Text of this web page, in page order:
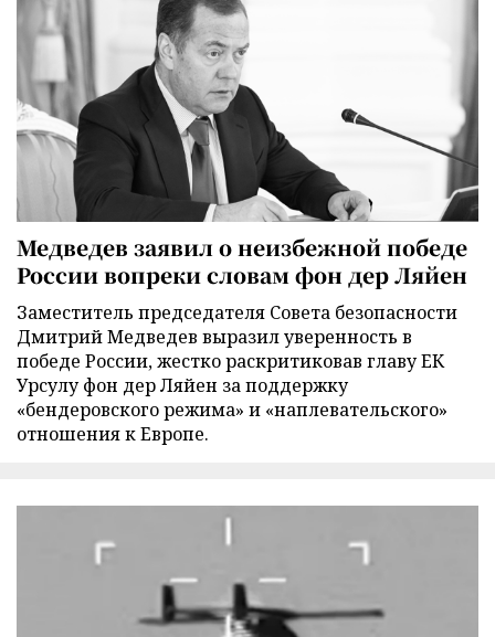
Медведев заявил о неизбежной победе
России вопреки словам фон дер Ляйен
Заместитель председателя Совета безопасности
Дмитрий Медведев выразил уверенность в
победе России, жестко раскритиковав главу ЕК
Урсулу фон дер Ляйен за поддержку
«бендеровского режима» и «наплевательского»
отношения к Европе.